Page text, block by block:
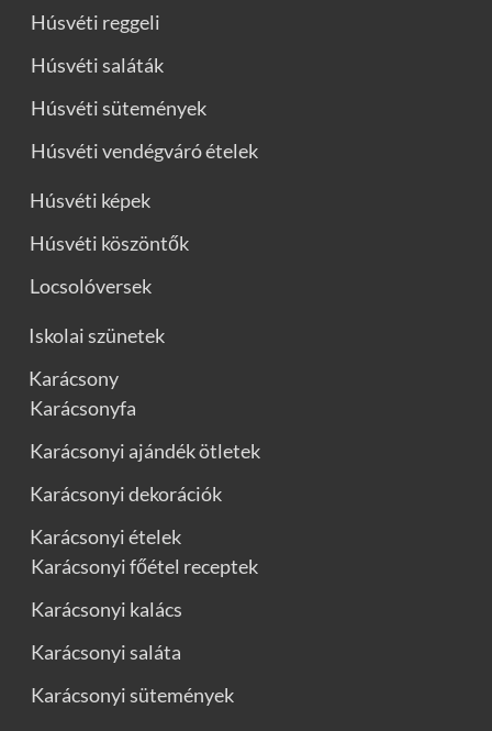
Húsvéti reggeli
Húsvéti saláták
Húsvéti sütemények
Húsvéti vendégváró ételek
Húsvéti képek
Húsvéti köszöntők
Locsolóversek
Iskolai szünetek
Karácsony
Karácsonyfa
Karácsonyi ajándék ötletek
Karácsonyi dekorációk
Karácsonyi ételek
Karácsonyi főétel receptek
Karácsonyi kalács
Karácsonyi saláta
Karácsonyi sütemények